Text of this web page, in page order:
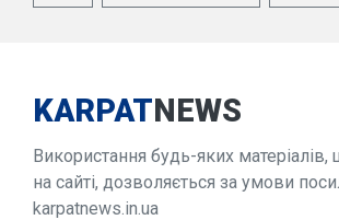
KARPATNEWS
Використання будь-яких матеріалів,
на сайті, дозволяється за умови
karpatnews.in.ua